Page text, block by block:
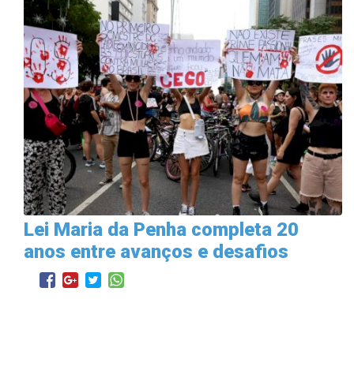
Lei Maria da Penha completa 20
anos entre avanços e desafios